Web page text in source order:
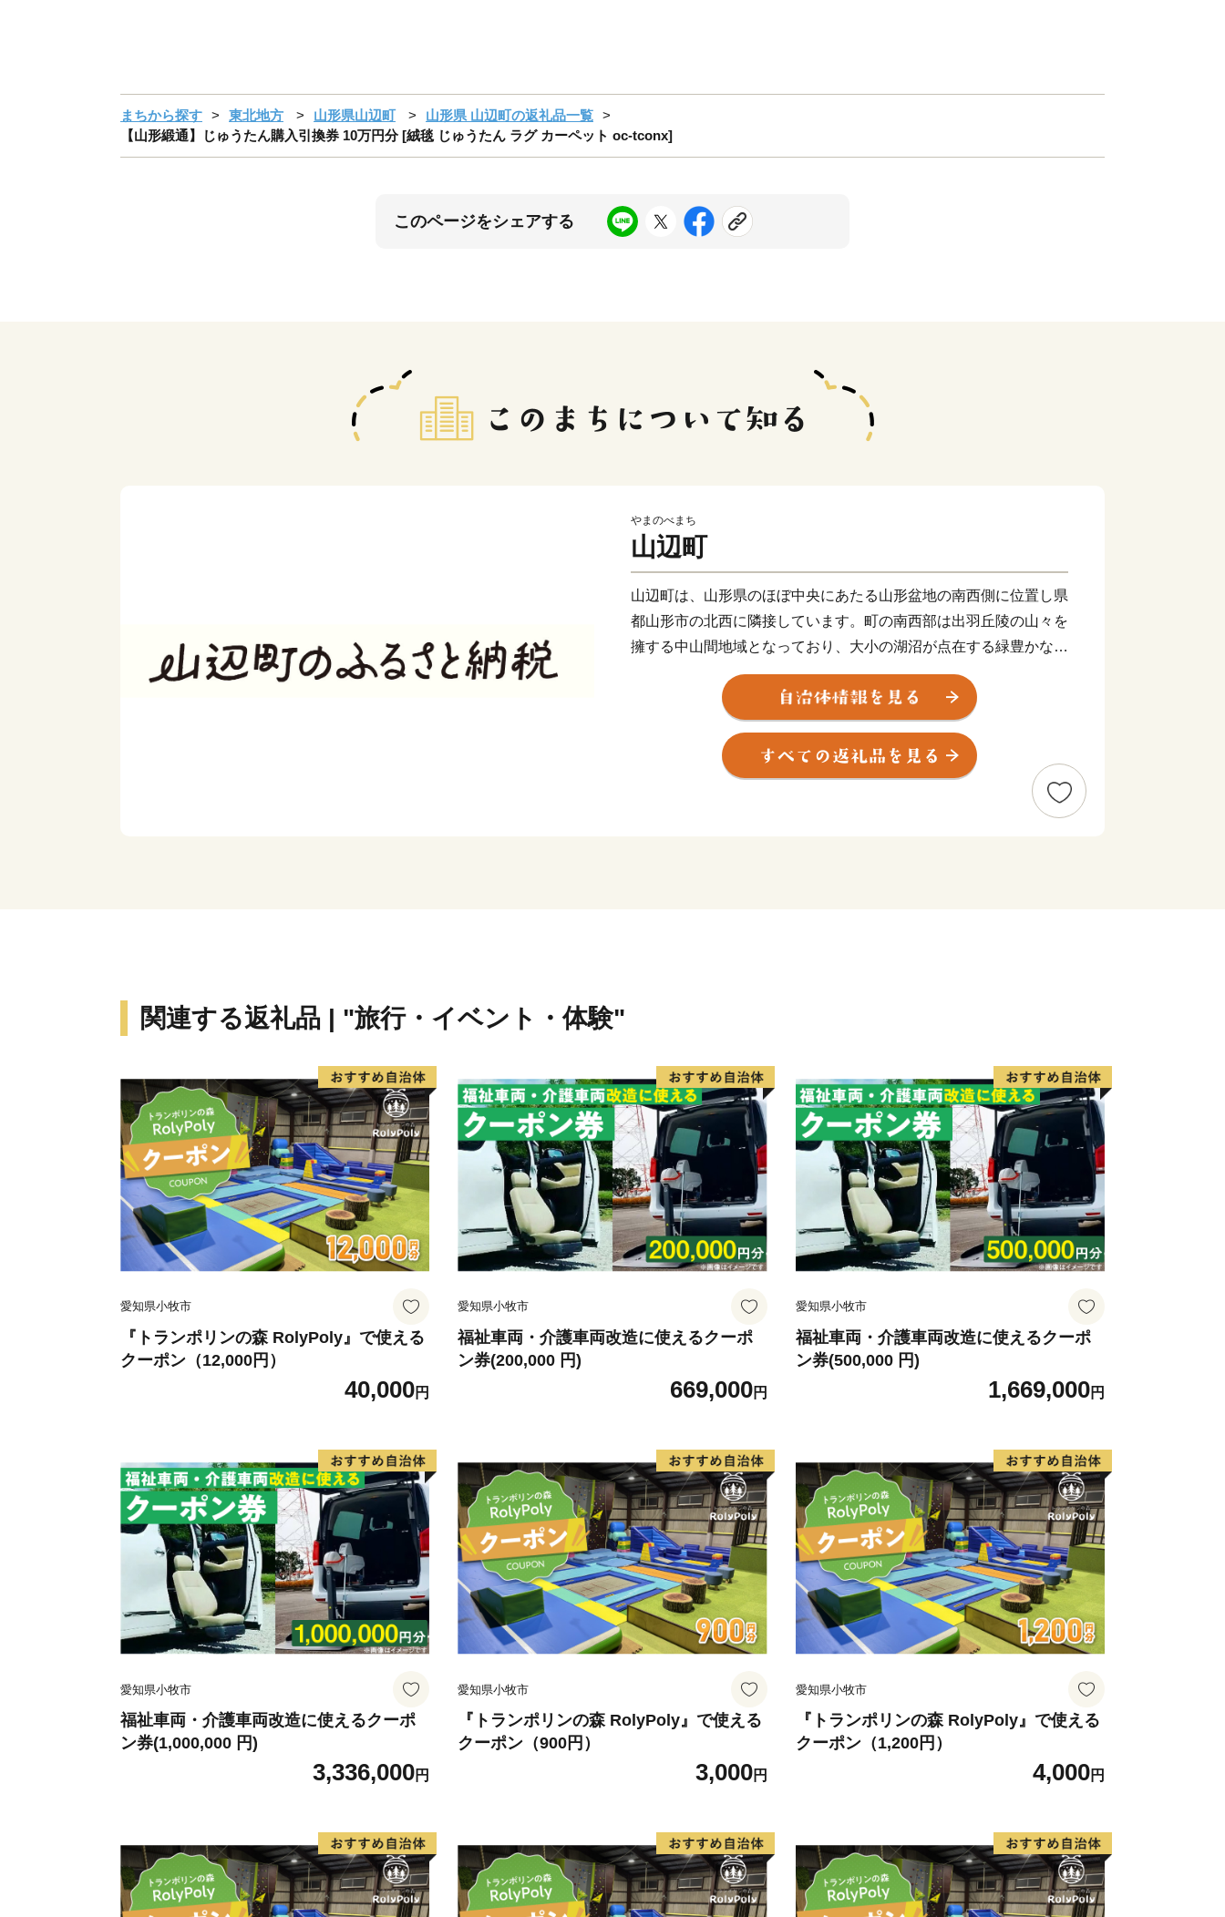
まちから探す 東北地方 山形県山辺町
山形県 山辺町の返礼品一覧
【山形緞通】じゅうたん購入引換券 10万円分 [絨毯 じゅうたん ラグ カーペット oc-tconx]
このページをシェアする
やまのべまち
山辺町
山辺町は、⼭形県のほぼ中央にあたる⼭形盆地の南⻄側に位置し県
都⼭形市の北⻄に隣接しています。町の南⻄部は出⽻丘陵の⼭々を
擁する中⼭間地域となっており、⼤小の湖沼が点在する緑豊かな森
林や湧⽔などが美しい⾃然景観をつくりだしています。町の北東部
は市街地を形成し、南北に流れる須川に向かってなだらかな東傾斜
となっており、市街地周辺では盆地特有の寒暖差や肥沃な土壌を活
かした稲作や果樹栽培が盛んとなっています。
関連する返礼品 | "旅行・イベント・体験"
愛知県小牧市
『トランポリンの森 RolyPoly』で使える
クーポン（12,000円）
40,000円
愛知県小牧市
福祉車両・介護車両改造に使えるクーポ
ン券(200,000 円)
669,000円
愛知県小牧市
福祉車両・介護車両改造に使えるクーポ
ン券(500,000 円)
1,669,000円
愛知県小牧市
福祉車両・介護車両改造に使えるクーポ
ン券(1,000,000 円)
3,336,000円
愛知県小牧市
『トランポリンの森 RolyPoly』で使える
クーポン（900円）
3,000円
愛知県小牧市
『トランポリンの森 RolyPoly』で使える
クーポン（1,200円）
4,000円